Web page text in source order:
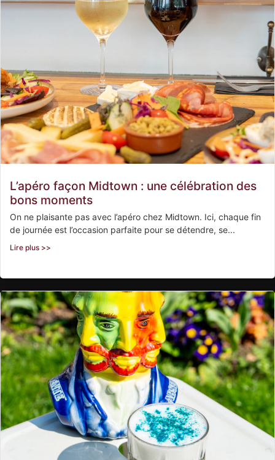
L’apéro façon Midtown : une célébration des
bons moments
On ne plaisante pas avec l’apéro chez Midtown. Ici, chaque fin
de journée est l’occasion parfaite pour se détendre, se...
Lire plus >>